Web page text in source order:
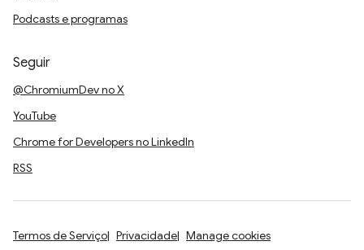
Podcasts e programas
Seguir
@ChromiumDev no X
YouTube
Chrome for Developers no LinkedIn
RSS
Termos de Serviço Privacidade Manage cookies